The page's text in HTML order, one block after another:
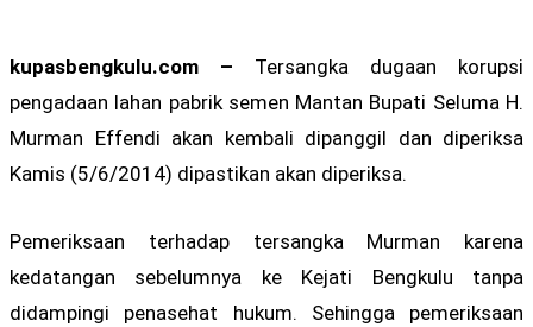
kupasbengkulu.com – Tersangka dugaan korupsi
pengadaan lahan pabrik semen Mantan Bupati Seluma H.
Murman Effendi akan kembali dipanggil dan diperiksa
Kamis (5/6/2014) dipastikan akan diperiksa.
Pemeriksaan terhadap tersangka Murman karena
kedatangan sebelumnya ke Kejati Bengkulu tanpa
didampingi penasehat hukum. Sehingga pemeriksaan